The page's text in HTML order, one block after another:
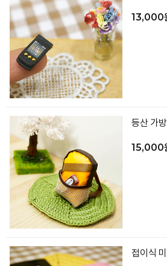
13,000
등산 가
15,000